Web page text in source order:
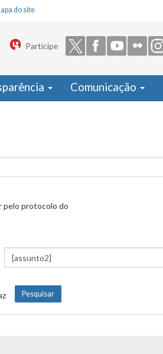
do site
Participe
Comunicação
pelo protocolo do